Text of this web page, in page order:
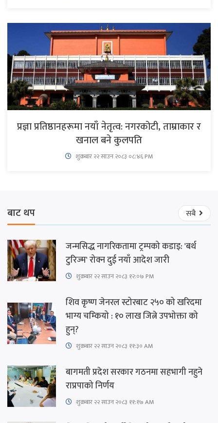
प्रज्ञा प्रतिष्ठानहरूमा नयाँ नेतृत्व: नगरकोटी, ताम्राकार र
खनाल बने कुलपति
शुक्रबार​ २२ साउन २०८३ ०८:४६ PM
बाट थप सबै
जन्मसिद्ध नागरिकतामा ट्रम्पको कडाइ: 'बर्थ
टुरिज्म' रोक्न दुई नयाँ आदेश जारी
शुक्रबार​ २२ साउन २०८३ १२:०७ PM
शिव कृष्ण जेनरल स्टोरबाट २५० को खरिदमा
भाग्य चम्कियो : १० लाख जित्ने उपभोक्ता को
हुन्?
शुक्रबार​ २२ साउन २०८३ ११:३० AM
बागमती प्रदेश सरकार गठनमा सहभागी नहुने
राप्रपाको निर्णय
शुक्रबार​ २२ साउन २०८३ ११:१७ AM